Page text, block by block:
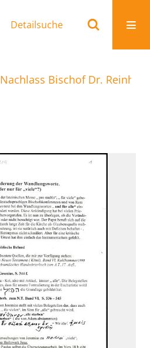
Detailsuche
Nachlass Bischof Dr.